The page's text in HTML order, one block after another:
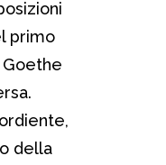
primo
della